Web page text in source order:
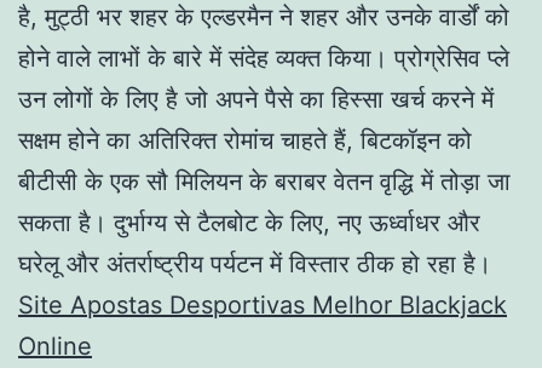
है, मुट्ठी भर शहर के एल्डरमैन ने शहर और उनके वार्डों को
होने वाले लाभों के बारे में संदेह व्यक्त किया। प्रोग्रेसिव प्ले
उन लोगों के लिए है जो अपने पैसे का हिस्सा खर्च करने में
सक्षम होने का अतिरिक्त रोमांच चाहते हैं, बिटकॉइन को
बीटीसी के एक सौ मिलियन के बराबर वेतन वृद्धि में तोड़ा जा
सकता है। दुर्भाग्य से टैलबोट के लिए, नए ऊर्ध्वाधर और
घरेलू और अंतर्राष्ट्रीय पर्यटन में विस्तार ठीक हो रहा है।
Site Apostas Desportivas Melhor Blackjack
Online